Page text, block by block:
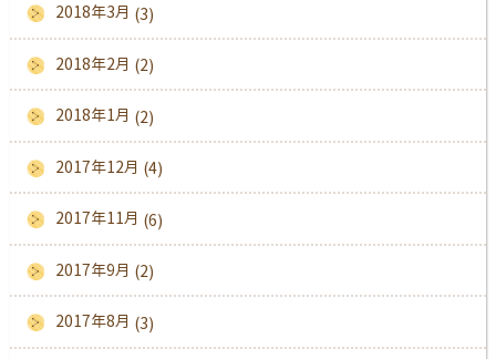
2018年3月 (3)
2018年2月 (2)
2018年1月 (2)
2017年12月 (4)
2017年11月 (6)
2017年9月 (2)
2017年8月 (3)